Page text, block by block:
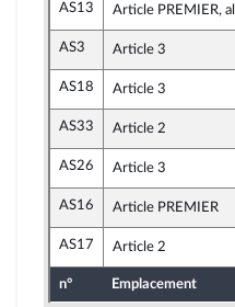
AS13 Article PREMIER,
AS3 Article 3
AS18 Article 3
AS33 Article 2
AS26 Article 3
AS16 Article PREMIER
AS17 Article 2
n° Emplacement